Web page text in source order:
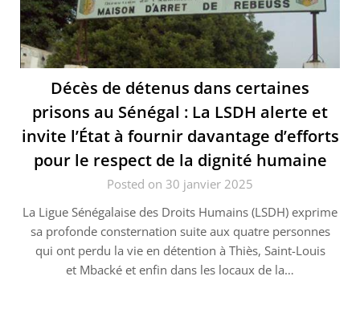
Décès de détenus dans certaines
prisons au Sénégal : La LSDH alerte et
invite l’État à fournir davantage d’efforts
pour le respect de la dignité humaine
Posted on 30 janvier 2025
La Ligue Sénégalaise des Droits Humains (LSDH) exprime
sa profonde consternation suite aux quatre personnes
qui ont perdu la vie en détention à Thiès, Saint-Louis
et Mbacké et enfin dans les locaux de la…